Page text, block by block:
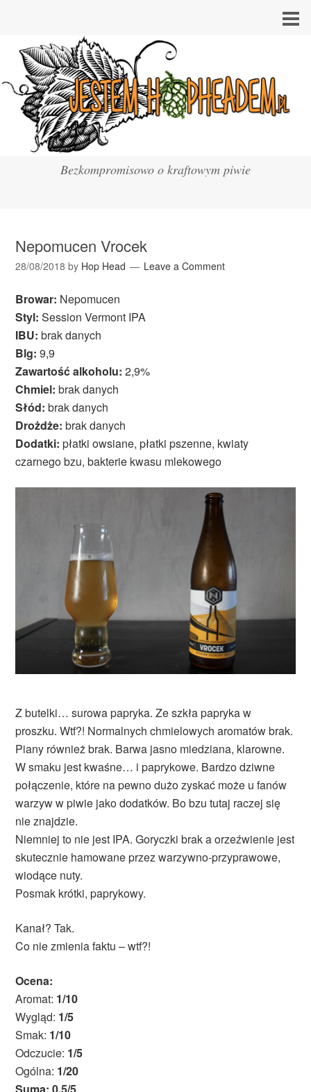
Bezkompromisowo o kraftowym piwie
Nepomucen Vrocek
28/08/2018 by Hop Head Leave a Comment
Browar: Nepomucen
Styl: Session Vermont IPA
IBU: brak danych
Blg: 9,9
Zawartość alkoholu: 2,9%
Chmiel: brak danych
Słód: brak danych
Drożdże: brak danych
Dodatki: płatki owsiane, płatki pszenne, kwiaty
czarnego bzu, bakterie kwasu mlekowego
Z butelki… surowa papryka. Ze szkła papryka w
proszku. Wtf?! Normalnych chmielowych aromatów brak.
Piany również brak. Barwa jasno miedziana, klarowne.
W smaku jest kwaśne… i paprykowe. Bardzo dziwne
połączenie, które na pewno dużo zyskać może u fanów
warzyw w piwie jako dodatków. Bo bzu tutaj raczej się
nie znajdzie.
Niemniej to nie jest IPA. Goryczki brak a orzeźwienie jest
skutecznie hamowane przez warzywno-przyprawowe,
wiodące nuty.
Posmak krótki, paprykowy.
Kanał? Tak.
Co nie zmienia faktu – wtf?!
Ocena:
Aromat: 1/10
Wygląd: 1/5
Smak: 1/10
Odczucie: 1/5
Ogólna: 1/20